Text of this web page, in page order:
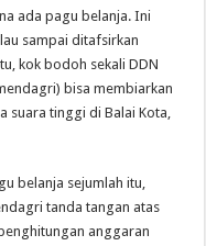
ada pagu belanja. Ini
sampai ditafsirkan
kok bodoh sekali DDN
bisa membiarkan
suara tinggi di Balai Kota,
belanja sejumlah itu,
tanda tangan atas
anggaran